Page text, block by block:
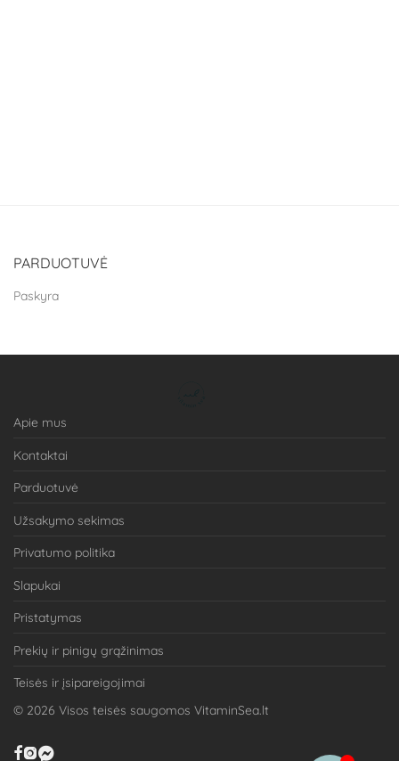
PARDUOTUVĖ
Paskyra
Apie mus
Kontaktai
Parduotuvė
Užsakymo sekimas
Privatumo politika
Slapukai
Pristatymas
Prekių ir pinigų grąžinimas
Teisės ir įsipareigojimai
© 2026 Visos teisės saugomos VitaminSea.lt